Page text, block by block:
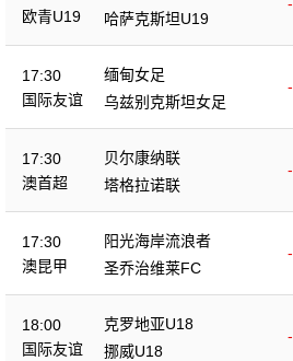
欧青U19
-
哈萨克斯坦U19
17:30
国际友谊
缅甸女足
-
乌兹别克斯坦女足
17:30
澳首超
贝尔康纳联
-
塔格拉诺联
17:30
澳昆甲
阳光海岸流浪者
-
圣乔治维莱FC
18:00
国际友谊
克罗地亚U18
-
挪威U18